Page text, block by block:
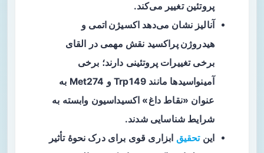
پروتئین تغییر می‌کند.
آنالیز نشان می‌دهد اکسیژن اتمی و
هیدروژن پراکسید نقش مهمی در القای
برخی تغییرات پروتئینی دارند؛ برخی
آمینواسیدها مانند Trp149 و Met274 به
عنوان «نقاط داغ» اکسیداسیون وابسته به
شرایط شناسایی شدند.
اینتحقیق ابزاری قوی برای درک نحوهٔ تأثیر